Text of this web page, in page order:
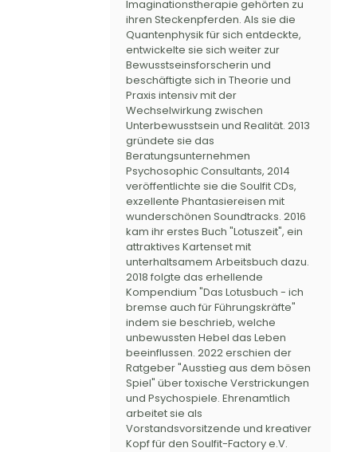
Imaginationstherapie gehörten zu
ihren Steckenpferden. Als sie die
Quantenphysik für sich entdeckte,
entwickelte sie sich weiter zur
Bewusstseinsforscherin und
beschäftigte sich in Theorie und
Praxis intensiv mit der
Wechselwirkung zwischen
Unterbewusstsein und Realität. 2013
gründete sie das
Beratungsunternehmen
Psychosophic Consultants, 2014
veröffentlichte sie die Soulfit CDs,
exzellente Phantasiereisen mit
wunderschönen Soundtracks. 2016
kam ihr erstes Buch "Lotuszeit", ein
attraktives Kartenset mit
unterhaltsamem Arbeitsbuch dazu.
2018 folgte das erhellende
Kompendium "Das Lotusbuch - ich
bremse auch für Führungskräfte"
indem sie beschrieb, welche
unbewussten Hebel das Leben
beeinflussen. 2022 erschien der
Ratgeber "Ausstieg aus dem bösen
Spiel" über toxische Verstrickungen
und Psychospiele. Ehrenamtlich
arbeitet sie als
Vorstandsvorsitzende und kreativer
Kopf für den Soulfit-Factory e.V.